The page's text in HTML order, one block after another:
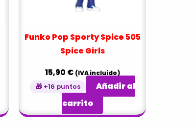
Funko Pop Sporty Spice 505
Spice Girls
15,90 € (IVA incluido)
🎁 +16 puntos
Añadir al
carrito